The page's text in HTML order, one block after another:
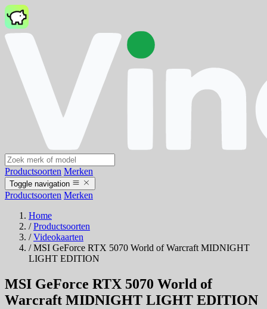
Productsoorten Merken
Toggle navigation
Productsoorten Merken
Home
/ Productsoorten
/ Videokaarten
/ MSI GeForce RTX 5070 World of Warcraft MIDNIGHT
LIGHT EDITION
MSI GeForce RTX 5070 World of
Warcraft MIDNIGHT LIGHT EDITION